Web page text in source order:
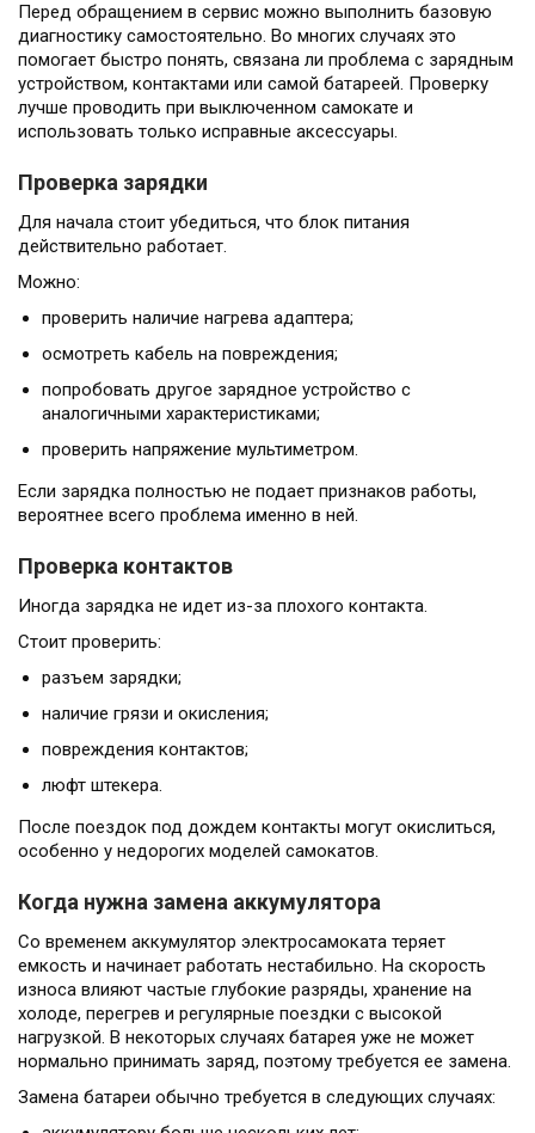
Перед обращением в сервис можно выполнить базовую
диагностику самостоятельно. Во многих случаях это
помогает быстро понять, связана ли проблема с зарядным
устройством, контактами или самой батареей. Проверку
лучше проводить при выключенном самокате и
использовать только исправные аксессуары.
Проверка зарядки
Для начала стоит убедиться, что блок питания
действительно работает.
Можно:
проверить наличие нагрева адаптера;
осмотреть кабель на повреждения;
попробовать другое зарядное устройство с
аналогичными характеристиками;
проверить напряжение мультиметром.
Если зарядка полностью не подает признаков работы,
вероятнее всего проблема именно в ней.
Проверка контактов
Иногда зарядка не идет из-за плохого контакта.
Стоит проверить:
разъем зарядки;
наличие грязи и окисления;
повреждения контактов;
люфт штекера.
После поездок под дождем контакты могут окислиться,
особенно у недорогих моделей самокатов.
Когда нужна замена аккумулятора
Со временем аккумулятор электросамоката теряет
емкость и начинает работать нестабильно. На скорость
износа влияют частые глубокие разряды, хранение на
холоде, перегрев и регулярные поездки с высокой
нагрузкой. В некоторых случаях батарея уже не может
нормально принимать заряд, поэтому требуется ее замена.
Замена батареи обычно требуется в следующих случаях: